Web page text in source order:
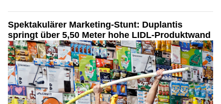
Spektakulärer Marketing-Stunt: Duplantis
springt über 5,50 Meter hohe LIDL-Produktwand